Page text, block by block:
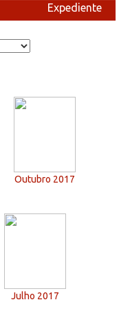
Expediente
Outubro 2017
Julho 2017